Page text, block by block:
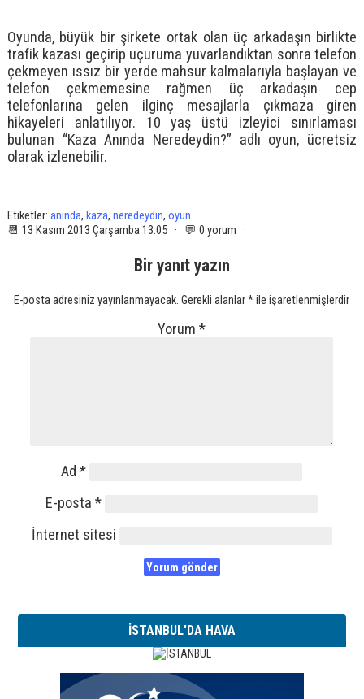
Oyunda, büyük bir şirkete ortak olan üç arkadaşın birlikte
trafik kazası geçirip uçuruma yuvarlandıktan sonra telefon
çekmeyen ıssız bir yerde mahsur kalmalarıyla başlayan ve
telefon çekmemesine rağmen üç arkadaşın cep
telefonlarına gelen ilginç mesajlarla çıkmaza giren
hikayeleri anlatılıyor. 10 yaş üstü izleyici sınırlaması
bulunan “Kaza Anında Neredeydin?” adlı oyun, ücretsiz
olarak izlenebilir.
Etiketler: anında, kaza, neredeydin, oyun
📆 13 Kasım 2013 Çarşamba 13:05 · 💬 0 yorum ·
Bir yanıt yazın
E-posta adresiniz yayınlanmayacak. Gerekli alanlar*ile işaretlenmişlerdir
Yorum*
Ad*
E-posta*
İnternet sitesi
İSTANBUL'DA HAVA